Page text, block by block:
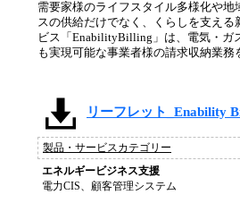
需要家様のライフスタイル多様化や
スの供給だけでなく、くらしを支え
ビス「EnabilityBilling」は、電気・ガ
も実現可能な事業者様の請求収納業務
リーフレット_Enability
製品・サービスカテゴリー
エネルギービジネス支援
電力CIS、顧客管理システム